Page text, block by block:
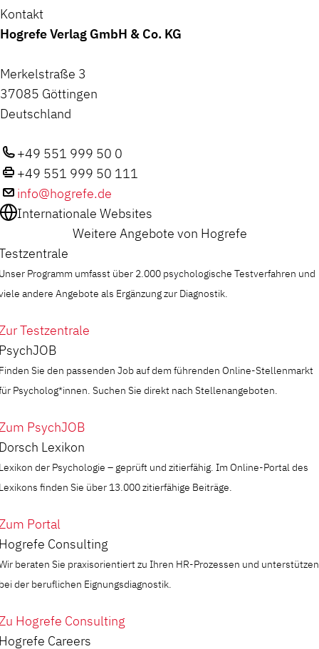
Kontakt
Hogrefe Verlag GmbH & Co. KG
Merkelstraße 3
37085 Göttingen
Deutschland
+49 551 999 50 0
+49 551 999 50 111
info@hogrefe.de
Internationale Websites
Weitere Angebote von Hogrefe
Programm umfasst über 2.000 psychologische Testverfahren und
andere Angebote als Ergänzung zur Diagnostik.
Testzentrale
Sie den passenden Job auf dem führenden Online-Stellenmarkt
Psycholog*innen. Suchen Sie direkt nach Stellenangeboten.
PsychJOB
Lexikon
der Psychologie – geprüft und zitierfähig. Im Online-Portal des
finden Sie über 13.000 zitierfähige Beiträge.
Portal
Consulting
beraten Sie praxisorientiert zu Ihren HR-Prozessen und unterstützen
der beruflichen Eignungsdiagnostik.
Hogrefe Consulting
Careers